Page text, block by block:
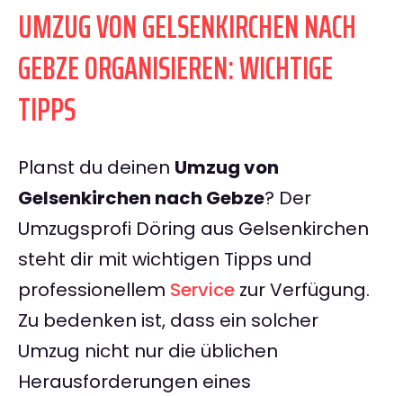
UMZUG VON GELSENKIRCHEN NACH
GEBZE ORGANISIEREN: WICHTIGE
TIPPS
Planst du deinen Umzug von
Gelsenkirchen nach Gebze? Der
Umzugsprofi Döring aus Gelsenkirchen
steht dir mit wichtigen Tipps und
professionellem Service zur Verfügung.
Zu bedenken ist, dass ein solcher
Umzug nicht nur die üblichen
Herausforderungen eines